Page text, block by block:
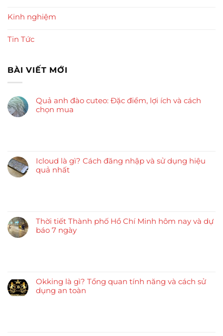
Kinh nghiệm
Tin Tức
BÀI VIẾT MỚI
Quả anh đào cuteo: Đặc điểm, lợi ích và cách
chọn mua
Icloud là gì? Cách đăng nhập và sử dụng hiệu
quả nhất
Thời tiết Thành phố Hồ Chí Minh hôm nay và dự
báo 7 ngày
Okking là gì? Tổng quan tính năng và cách sử
dụng an toàn